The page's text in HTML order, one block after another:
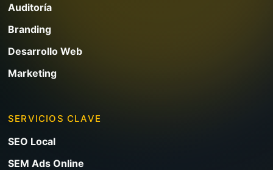
Auditoría
Branding
Desarrollo Web
Marketing
SERVICIOS CLAVE
SEO Local
SEM Ads Online